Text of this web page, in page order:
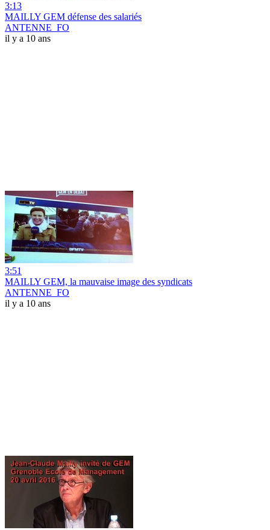
3:13
MAILLY GEM défense des salariés
ANTENNE_FO
il y a 10 ans
3:51
MAILLY GEM, la mauvaise image des syndicats
ANTENNE_FO
il y a 10 ans